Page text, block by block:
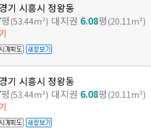
기 시흥시 정왕동
평(53.44m²) 대지권 6.08평(20.11m²)
기 시흥시 정왕동
평(53.44m²) 대지권 6.08평(20.11m²)